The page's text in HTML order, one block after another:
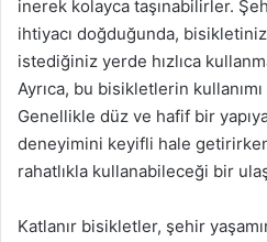
inerek kolayca taşınabilirler.
ihtiyacı doğduğunda,
istediğiniz yerde hızlıca
Ayrıca, bu bisikletlerin
Genellikle düz ve hafif bir
deneyimini keyifli hale
rahatlıkla kullanabileceği bir
Katlanır bisikletler, şehir